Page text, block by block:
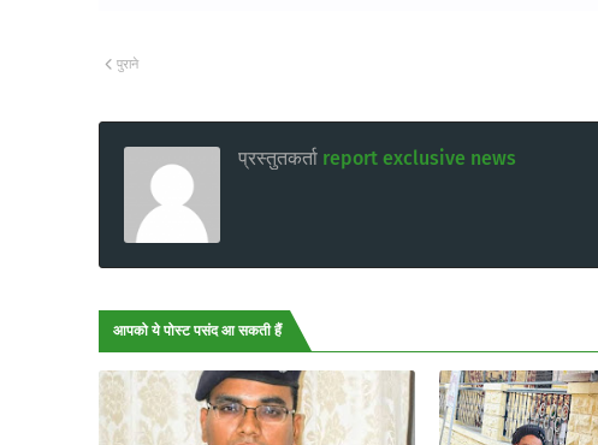
पुराने
प्रस्तुतकर्ता report exclusive news
आपको ये पोस्ट पसंद आ सकती हैं